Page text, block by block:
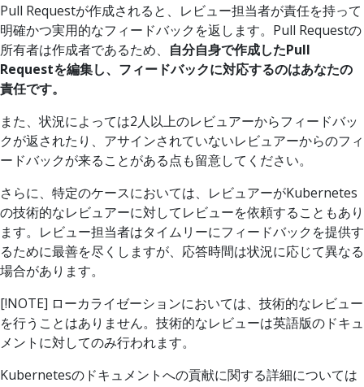
Pull Requestが作成されると、レビュー担当者が責任を持って
明確かつ実用的なフィードバックを返します。Pull Requestの
所有者は作成者であるため、 自分自身で作成したPull
Requestを編集し、フィードバックに対応するのはあなたの
責任です。
また、状況によっては2人以上のレビュアーからフィードバッ
クが返されたり、アサインされていないレビュアーからのフィ
ードバックが来ることがある点も留意してください。
さらに、特定のケースにおいては、レビュアーがKubernetes
の技術的なレビュアーに対してレビューを依頼することもあり
ます。レビュー担当者はタイムリーにフィードバックを提供す
るために最善を尽くしますが、応答時間は状況に応じて異なる
場合があります。
[!NOTE] ローカライゼーションにおいては、技術的なレビュー
を行うことはありません。技術的なレビューは英語版のドキュ
メントに対してのみ行われます。
Kubernetesのドキュメントへの貢献に関する詳細については